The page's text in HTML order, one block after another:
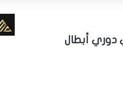
دوري أبطال